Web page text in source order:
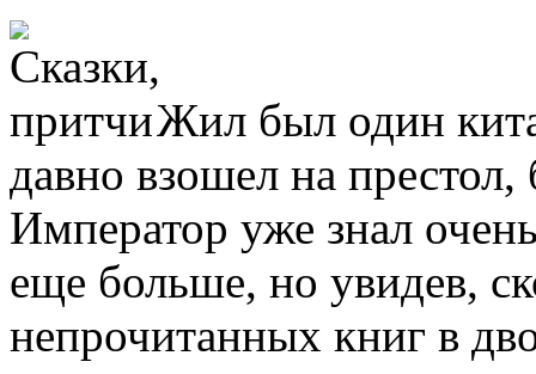
Жил был один
давно взошел на
Император уже знал
еще больше, но увидев,
непрочитанных книг в